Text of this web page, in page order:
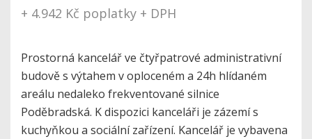
+ 4.942 Kč poplatky + DPH
Prostorná kancelář ve čtyřpatrové administrativní
budově s výtahem v oploceném a 24h hlídaném
areálu nedaleko frekventované silnice
Poděbradská. K dispozici kanceláři je zázemí s
kuchyňkou a sociální zařízení. Kancelář je vybavena